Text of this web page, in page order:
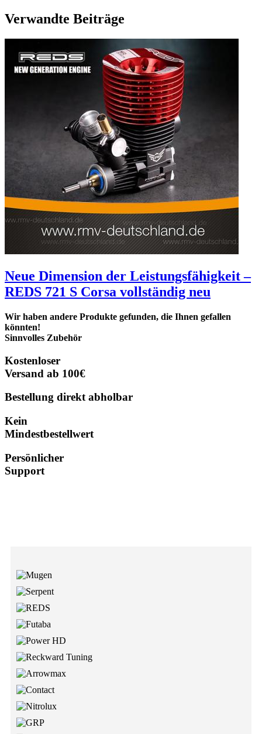
Verwandte Beiträge
Neue Dimension der Leistungsfähigkeit –
REDS 721 S Corsa vollständig neu
Wir haben andere Produkte gefunden, die Ihnen gefallen
könnten!
Sinnvolles Zubehör
Kostenloser
Versand ab 100€
Bestellung direkt abholbar
Kein
Mindestbestellwert
Persönlicher
Support